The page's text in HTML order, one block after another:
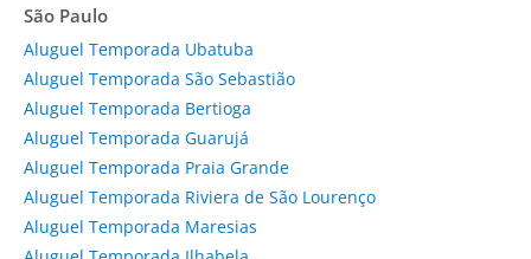
São Paulo
Aluguel Temporada Ubatuba
Aluguel Temporada São Sebastião
Aluguel Temporada Bertioga
Aluguel Temporada Guarujá
Aluguel Temporada Praia Grande
Aluguel Temporada Riviera de São Lourenço
Aluguel Temporada Maresias